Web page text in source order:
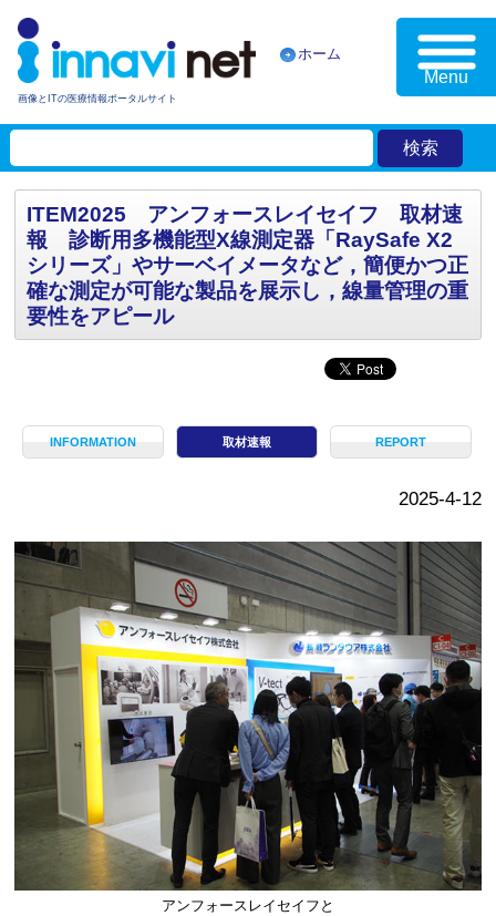
画像とITの医療情報ポータルサイト
ホーム
Menu
ITEM2025 アンフォースレイセイフ 取材速
報 診断用多機能型X線測定器「RaySafe X2
シリーズ」やサーベイメータなど，簡便かつ正
確な測定が可能な製品を展示し，線量管理の重
要性をアピール
INFORMATION 取材速報 REPORT
2025-4-12
アンフォースレイセイフと